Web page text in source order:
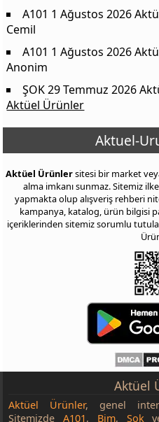
A101 1 Ağustos 2026
Cemil
A101 1 Ağustos 2026
Anonim
ŞOK 29 Temmuz 2026
Aktüel Ürünler
Aktuel-
Aktüel Ürünlersitesi bir market
alma imkanı sunmaz. Sitemiz
yapmakta olup alışveriş rehberi
kampanya, katalog, ürün bilgisi
içeriklerinden sitemiz sorumlu
Aktüel
Aktüel Ürünler, genel
SitemizdeA101, Bim, Şok